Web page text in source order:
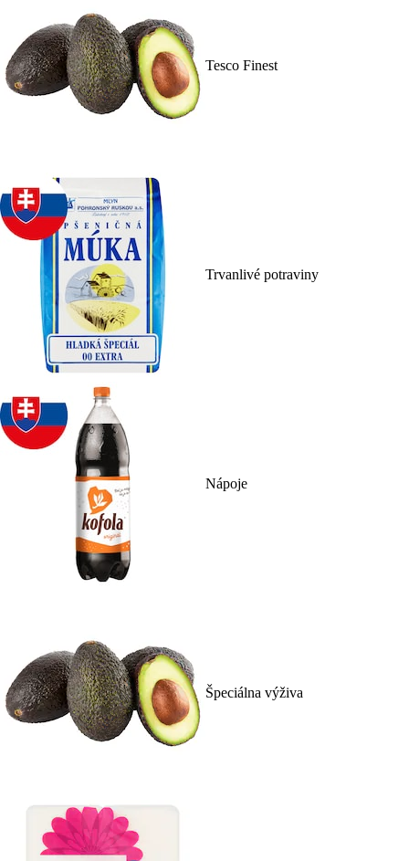
Tesco Finest
Trvanlivé potraviny
Nápoje
Špeciálna výživa